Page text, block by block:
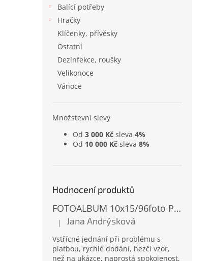
Balící potřeby
Hračky
Klíčenky, přívěsky
Ostatní
Dezinfekce, roušky
Velikonoce
Vánoce
Množstevní slevy
Od 3 000 Kč sleva 4%
Od 10 000 Kč sleva 8%
Hodnocení produktů
FOTOALBUM 10x15/96foto PP-4696 MIX
Hodnocení produktu je 5 z 5 hvězdiček.
| Jana Andrýsková
Vstřícné jednání při problému s
platbou, rychlé dodání, hezčí vzor,
než na ukázce, naprostá spokojenost,